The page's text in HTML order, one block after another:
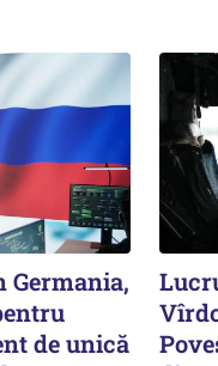
Germania,
de unică